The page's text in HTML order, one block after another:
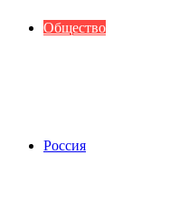
Общество
Россия